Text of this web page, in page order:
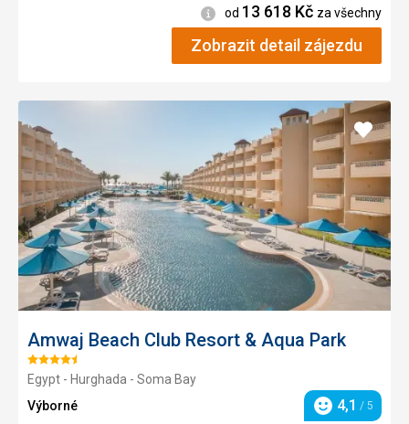
Informace
od 13 618 Kč za všechny
Zobrazit detail zájezdu
Amwaj Beach Club Resort & Aqua Park
Hodnocení:
4.5/5
Egypt - Hurghada - Soma Bay
Výborné
Hodnocení
4,1 / 5
Přidat
do